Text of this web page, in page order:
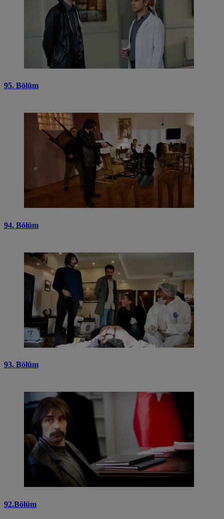
95. Bölüm
94. Bölüm
93. Bölüm
92.Bölüm